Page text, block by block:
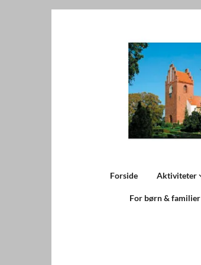
Forside Aktiviteter
For børn & familier